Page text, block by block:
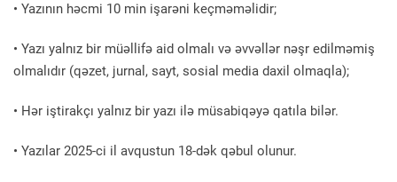
• Yazının həcmi 10 min işarəni keçməməlidir;
• Yazı yalnız bir müəllifə aid olmalı və əvvəllər nəşr edilməmiş
olmalıdır (qəzet, jurnal, sayt, sosial media daxil olmaqla);
• Hər iştirakçı yalnız bir yazı ilə müsabiqəyə qatıla bilər.
• Yazılar 2025-ci il avqustun 18-dək qəbul olunur.